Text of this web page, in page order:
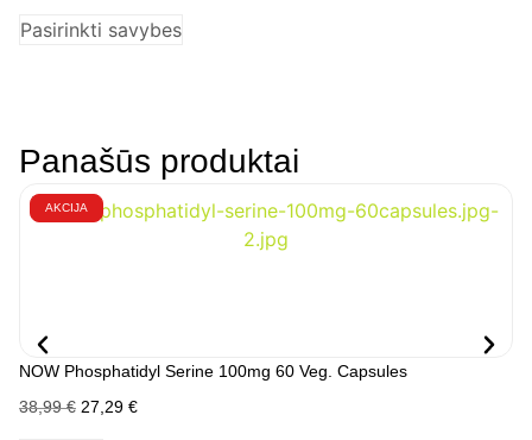
Pasirinkti savybes
Panašūs produktai
AKCIJA
NOW Phosphatidyl Serine 100mg 60 Veg. Capsules
38,99€ 27,29 €